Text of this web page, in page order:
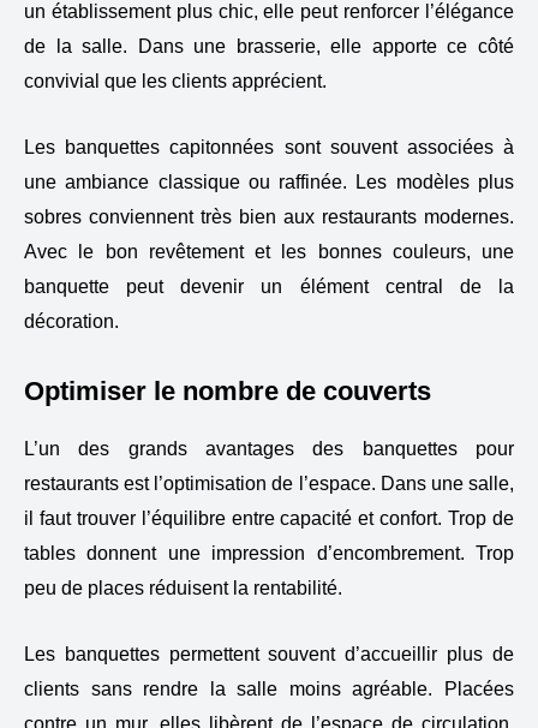
un établissement plus chic, elle peut renforcer l’élégance
de la salle. Dans une brasserie, elle apporte ce côté
convivial que les clients apprécient.
Les banquettes capitonnées sont souvent associées à
une ambiance classique ou raffinée. Les modèles plus
sobres conviennent très bien aux restaurants modernes.
Avec le bon revêtement et les bonnes couleurs, une
banquette peut devenir un élément central de la
décoration.
Optimiser le nombre de couverts
L’un des grands avantages des banquettes pour
restaurants est l’optimisation de l’espace. Dans une salle,
il faut trouver l’équilibre entre capacité et confort. Trop de
tables donnent une impression d’encombrement. Trop
peu de places réduisent la rentabilité.
Les banquettes permettent souvent d’accueillir plus de
clients sans rendre la salle moins agréable. Placées